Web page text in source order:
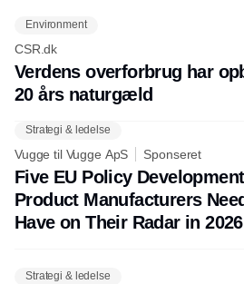
Environment
CSR.dk
Verdens overforbrug har
20 års naturgæld
Strategi & ledelse
Vugge til Vugge ApS Sponseret
Five EU Policy
Product Manufacturers
Have on Their Radar in 2026
Strategi & ledelse